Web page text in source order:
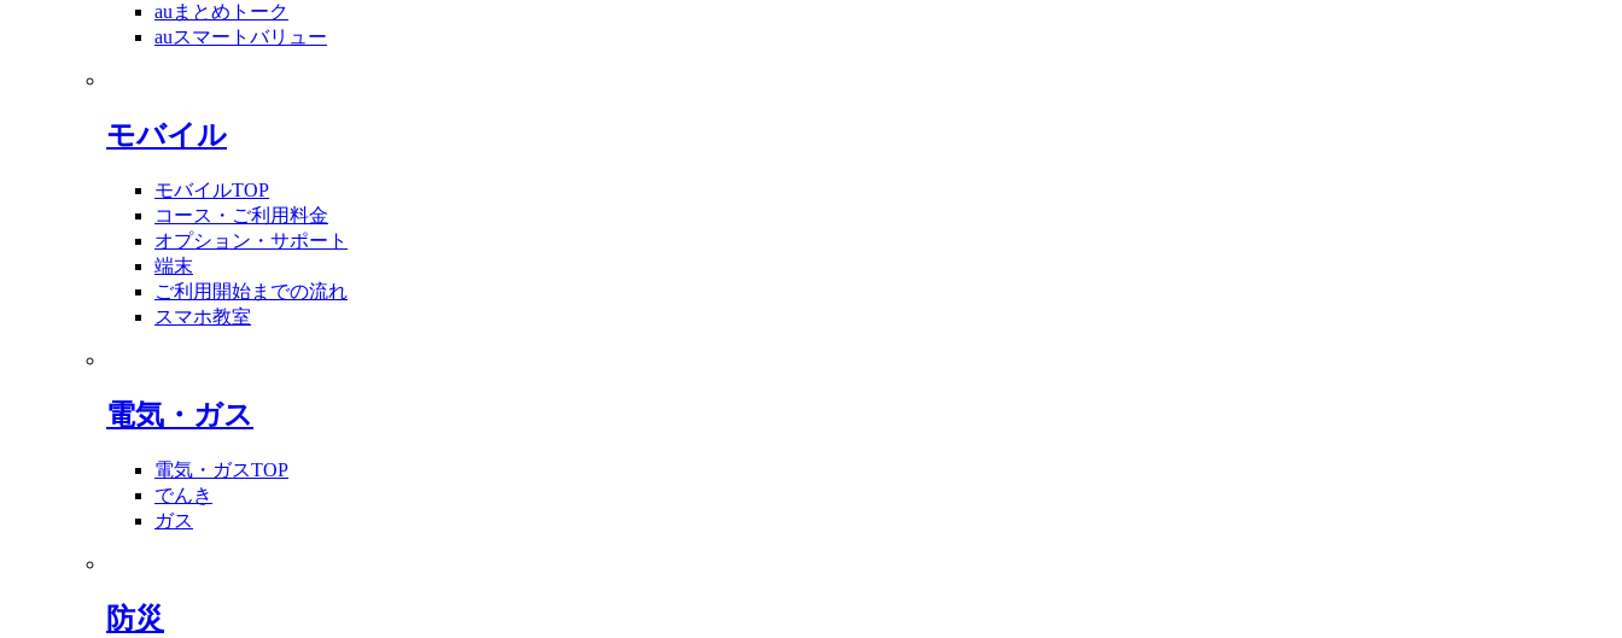
auまとめトーク
auスマートバリュー
モバイル
モバイルTOP
コース・ご利用料金
オプション・サポート
端末
ご利用開始までの流れ
スマホ教室
電気・ガス
電気・ガスTOP
でんき
ガス
防災